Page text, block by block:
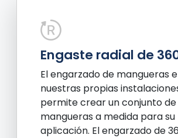
Engaste radial de
El engarzado de mangueras
nuestras propias
permite crear un conjunto de
mangueras a medida para su
aplicación. El engarzado de